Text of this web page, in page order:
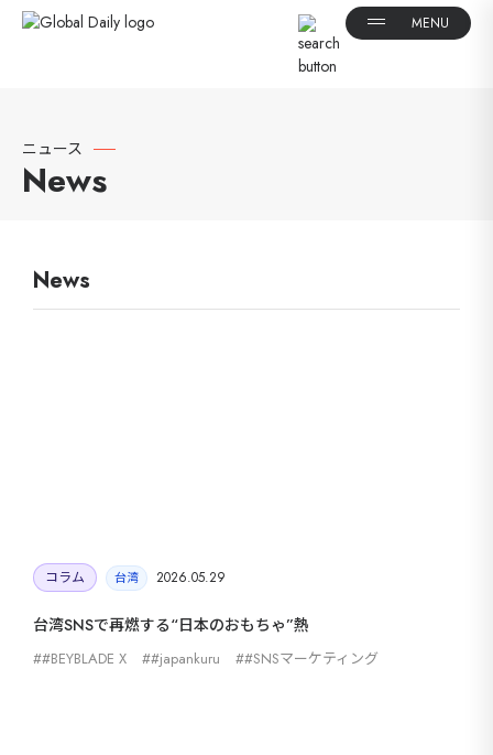
ニュース
News
News
コラム 台湾 2026.05.29
台湾SNSで再燃する“日本のおもちゃ”熱
#BEYBLADE X #japankuru #SNSマーケティング